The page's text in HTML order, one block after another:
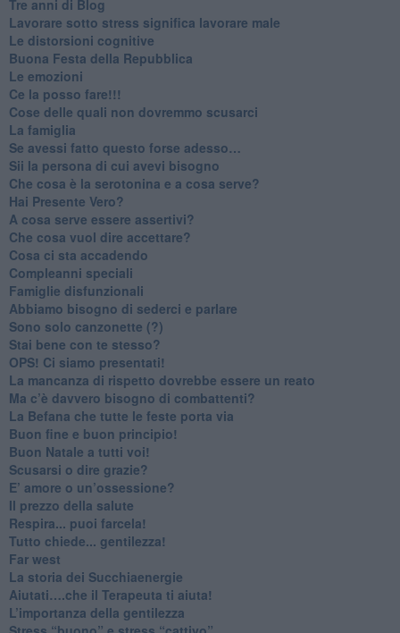
​Tre anni di Blog
​Lavorare sotto stress significa lavorare male
​Le distorsioni cognitive
​Buona Festa della Repubblica
Le emozioni
​Ce la posso fare!!!
​Cose delle quali non dovremmo scusarci
​La famiglia
​Se avessi fatto questo forse adesso…
​Sii la persona di cui avevi bisogno
Che cosa è la serotonina e a cosa serve?
​Hai Presente Vero?
A cosa serve essere assertivi?
​Che cosa vuol dire accettare?
​Cosa ci sta accadendo
​Compleanni speciali
​Famiglie disfunzionali
​Abbiamo bisogno di sederci e parlare
Sono solo canzonette (?)
​Stai bene con te stesso?
​OPS! Ci siamo presentati!
​La mancanza di rispetto dovrebbe essere un reato
​Ma c’è davvero bisogno di combattenti?
​La Befana che tutte le feste porta via
Buon fine e buon principio!
​Buon Natale a tutti voi!
​Scusarsi o dire grazie?
​E’ amore o un’ossessione?
​Il prezzo della salute
​Respira... puoi farcela!
​Tutto chiede... gentilezza!
​Far west
​La storia dei Succhiaenergie
​Aiutati….che il Terapeuta ti aiuta!
​L’importanza della gentilezza